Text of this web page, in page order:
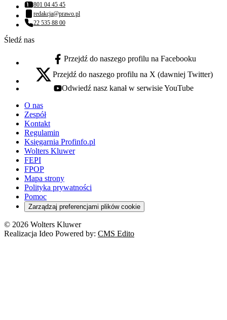
Numer telefonu:
801 04 45 45
Adres email:
redakcja@prawo.pl
Numer telefonu:
22 535 88 00
Śledź nas
facebook - otwiera się w nowej karcie
Przejdź do naszego profilu na Facebooku
x - otwiera się w nowej karcie
Przejdź do naszego profilu na X (dawniej Twitter)
youtube - otwiera się w nowej karcie
Odwiedź nasz kanał w serwisie YouTube
O nas
Zespół
Kontakt
Regulamin
Księgarnia Profinfo.pl
Wolters Kluwer
FEPI
FPOP
Mapa strony
Polityka prywatności
Pomoc
Zarządzaj preferencjami plików cookie
© 2026 Wolters Kluwer
Realizacja Ideo Powered by: CMS Edito